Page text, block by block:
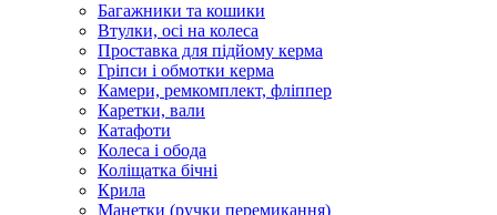
Багажники та кошики
Втулки, осі на колеса
Проставка для підйому керма
Гріпси і обмотки керма
Камери, ремкомплект, фліппер
Каретки, вали
Катафоти
Колеса і обода
Коліщатка бічні
Крила
Манетки (ручки перемикання)